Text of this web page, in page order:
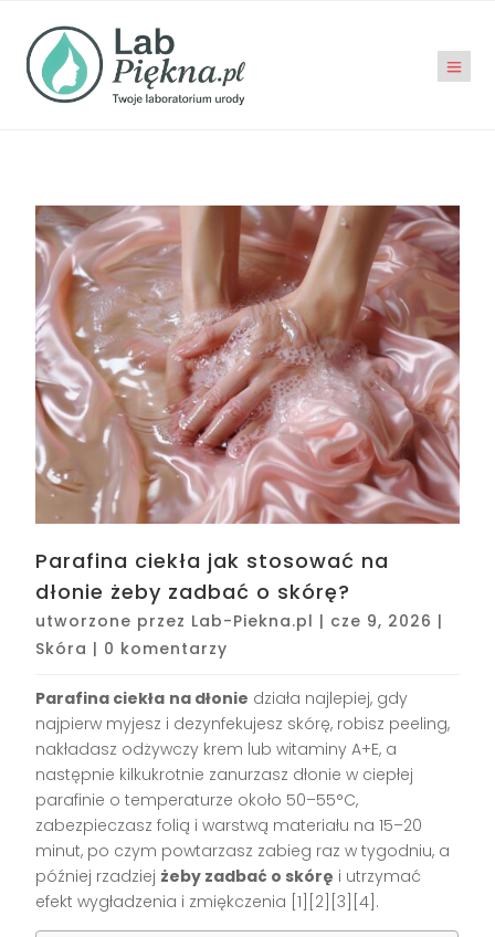
Parafina ciekła jak stosować na
dłonie żeby zadbać o skórę?
utworzone przez Lab-Piekna.pl | cze 9, 2026 |
Skóra | 0 komentarzy
Parafina ciekła na dłonie działa najlepiej, gdy
najpierw myjesz i dezynfekujesz skórę, robisz peeling,
nakładasz odżywczy krem lub witaminy A+E, a
następnie kilkukrotnie zanurzasz dłonie w ciepłej
parafinie o temperaturze około 50–55°C,
zabezpieczasz folią i warstwą materiału na 15–20
minut, po czym powtarzasz zabieg raz w tygodniu, a
później rzadziej żeby zadbać o skórę i utrzymać
efekt wygładzenia i zmiękczenia [1][2][3][4].